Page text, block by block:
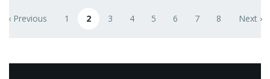
Previous page
‹ Previous Page
1 Page courante
2 Page
3 Page
4 Page
5 Page
6 Page
7 Page
8 Next
Next ›